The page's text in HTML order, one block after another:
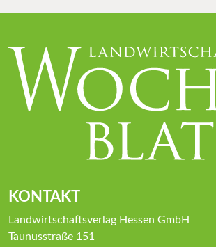
KONTAKT
Landwirtschaftsverlag Hessen GmbH
Taunusstraße 151